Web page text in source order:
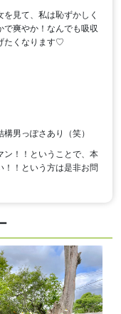
見て、私は恥ずかしく
爽やか！なんでも吸収
たくなります♡
男っぽさあり（笑）
ン！！ということで、本
！！という方は是非お問